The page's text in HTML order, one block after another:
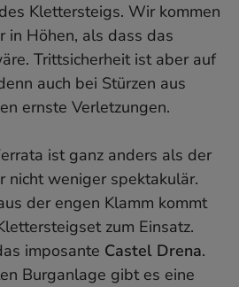
Klettersteigs. Wir kommen
in Höhen, als dass das
Trittsicherheit ist aber auf
auch bei Stürzen aus
ernste Verletzungen.
ist ganz anders als der
nicht weniger spektakulär.
der engen Klamm kommt
zum Einsatz.
imposante Castel Drena.
Burganlage gibt es eine